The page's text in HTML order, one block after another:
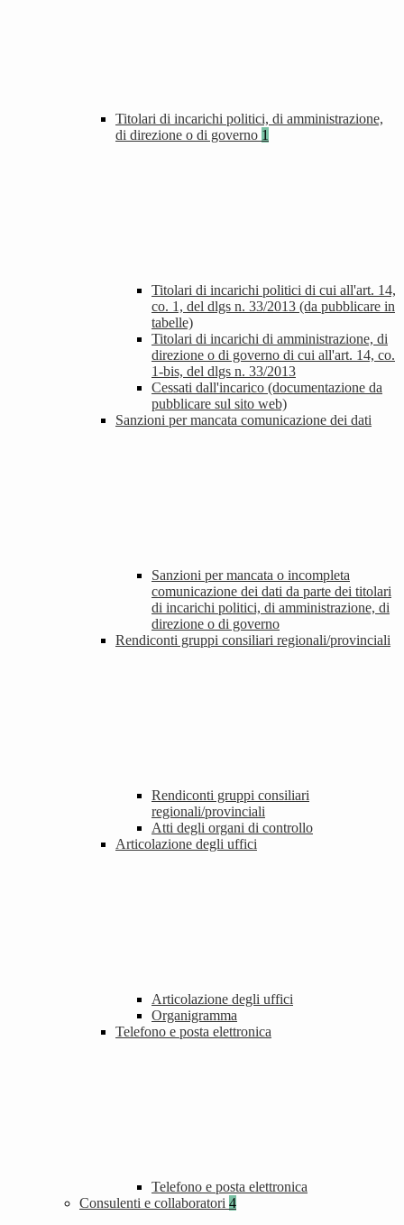
Titolari di incarichi politici, di amministrazione,
di direzione o di governo 1
Titolari di incarichi politici di cui all'art. 14,
co. 1, del dlgs n. 33/2013 (da pubblicare in
tabelle)
Titolari di incarichi di amministrazione, di
direzione o di governo di cui all'art. 14, co.
1-bis, del dlgs n. 33/2013
Cessati dall'incarico (documentazione da
pubblicare sul sito web)
Sanzioni per mancata comunicazione dei dati
Sanzioni per mancata o incompleta
comunicazione dei dati da parte dei titolari
di incarichi politici, di amministrazione, di
direzione o di governo
Rendiconti gruppi consiliari regionali/provinciali
Rendiconti gruppi consiliari
regionali/provinciali
Atti degli organi di controllo
Articolazione degli uffici
Articolazione degli uffici
Organigramma
Telefono e posta elettronica
Telefono e posta elettronica
Consulenti e collaboratori 4